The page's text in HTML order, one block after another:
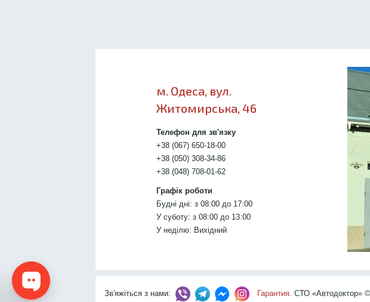
м. Одеса, вул.
Житомирська, 46
Телефон для зв'язку
+38 (067) 650-18-00
+38 (050) 308-34-86
+38 (048) 708-01-62
Графік роботи
Будні дні: з 08:00 до 17:00
У суботу: з 08:00 до 13:00
У неділю: Вихідний
Зв'яжіться з нами: Гарантия. СТО «Автодоктор»